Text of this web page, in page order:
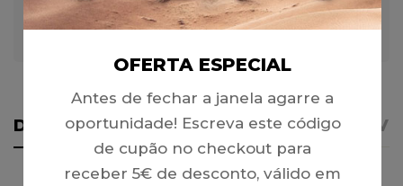
DETALHES AVISO IMPORTANTE
OFERTA ESPECIAL
Antes de fechar a janela agarre a
oportunidade! Escreva este código
de cupão no checkout para
receber 5€ de desconto, válido em